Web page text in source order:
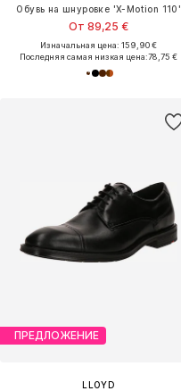
Обувь на шнуровке 'X-Motion 110'
От 89,25 €
Изначальная цена: 159,90 €
Последняя самая низкая цена:78,75 €
ПРЕДЛОЖЕНИЕ
LLOYD